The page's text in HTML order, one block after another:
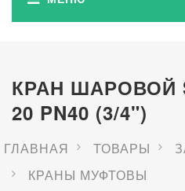
КРАН ШАРОВОЙ
20 PN40 (3/4")
ГЛАВНАЯ ТОВАРЫ
КРАНЫ МУФТОВЫ